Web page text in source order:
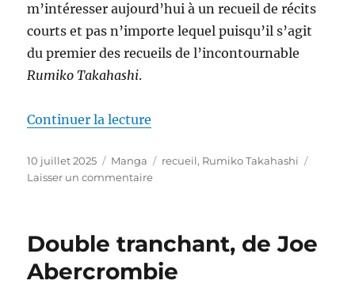
m’intéresser aujourd’hui à un recueil de récits
courts et pas n’importe lequel puisqu’il s’agit
du premier des recueils de l’incontournable
Rumiko Takahashi.
Continuer la lecture
Publié
le
10 juillet 2025 Catégories
Manga Étiquettes
recueil, Rumiko Takahashi
Laisser un commentairesur
P,
de
Rumiko
Double tranchant, de Joe
Abercrombie